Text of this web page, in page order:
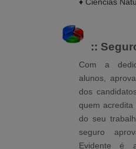
::
Com a
alunos,
dos
quem acredita
do seu
seguro
Evidente é